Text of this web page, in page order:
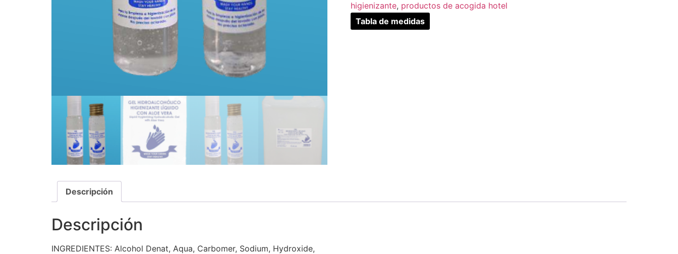
higienizante, productos de acogida hotel
Tabla de medidas
Descripción
Descripción
INGREDIENTES: Alcohol Denat, Aqua, Carbomer, Sodium, Hydroxide,